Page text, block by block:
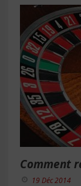
Comment
19 Déc 2014